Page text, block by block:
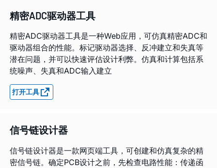
精密ADC驱动器工具
精密ADC驱动器工具是一种Web应用，可仿真精密ADC和
驱动器组合的性能。标记驱动器选择、反冲建立和失真等
潜在问题，并可以快速评估设计利弊。仿真和计算包括系
统噪声、失真和ADC输入建立
打开工具
信号链设计器
信号链设计器是一款网页端工具，可创建和仿真复杂的精
密信号链。确定PCB设计之前，先检查电路性能：传递函